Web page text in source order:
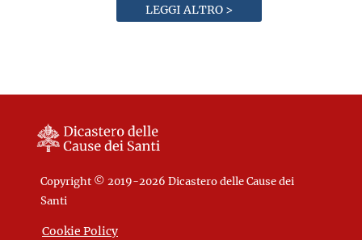
LEGGI ALTRO >
Copyright © 2019-2026 Dicastero delle Cause dei
Santi
Cookie Policy